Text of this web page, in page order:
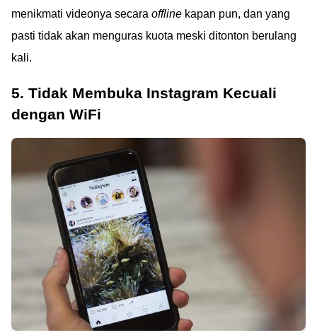
menikmati videonya secara offline kapan pun, dan yang
pasti tidak akan menguras kuota meski ditonton berulang
kali.
5. Tidak Membuka Instagram Kecuali
dengan WiFi